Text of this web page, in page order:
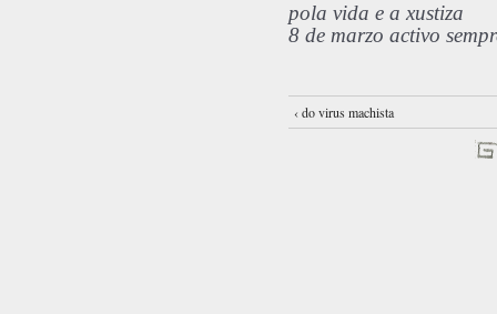
pola vida e a xustiza
8 de marzo activo
‹ do virus machista